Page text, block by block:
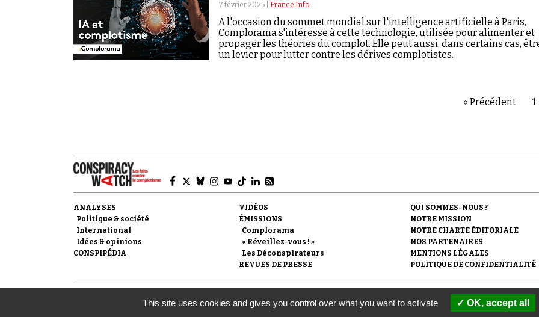
7 février 2025 | France Info
A l'occasion du sommet mondial sur l'intelligence artificielle à Paris,
Complorama s'intéresse à cette technologie, utilisée pour alimenter et
propager les théories du complot. Elle peut aussi, dans certains cas,
un levier pour lutter contre les dérives complotistes.
« Précédent 1
ANALYSES
Politique & société
International
Idées & opinions
CONSPIPÉDIA
VIDÉOS
ÉMISSIONS
Complorama
« Réveillez-vous ! »
Les Déconspirateurs
REVUES DE PRESSE
QUI SOMMES-NOUS ?
NOTRE MISSION
NOTRE CHARTE ÉDITORIALE
NOS PARTENAIRES
MENTIONS LÉGALES
POLITIQUE DE CONFIDENTIALITÉ
Conspiracy Watch| Une réalisation de l'Observatoire du conspirationnisme (association loi de 1901) avec le soutien de la
This site uses cookies and gives you control over what you want to activate OK, accept all